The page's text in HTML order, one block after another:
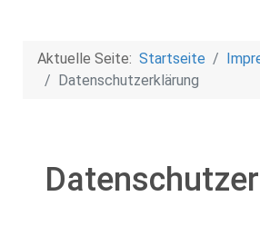
Aktuelle Seite: Startseite
Datenschutzerklärung